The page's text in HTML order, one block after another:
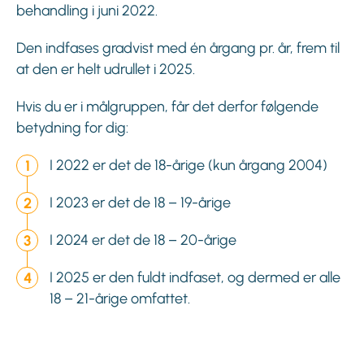
behandling i juni 2022.
Den indfases gradvist med én årgang pr. år, frem til
at den er helt udrullet i 2025.
Hvis du er i målgruppen, får det derfor følgende
betydning for dig:
I 2022 er det de 18-årige (kun årgang 2004)
I 2023 er det de 18 – 19-årige
I 2024 er det de 18 – 20-årige
I 2025 er den fuldt indfaset, og dermed er alle
18 – 21-årige omfattet.